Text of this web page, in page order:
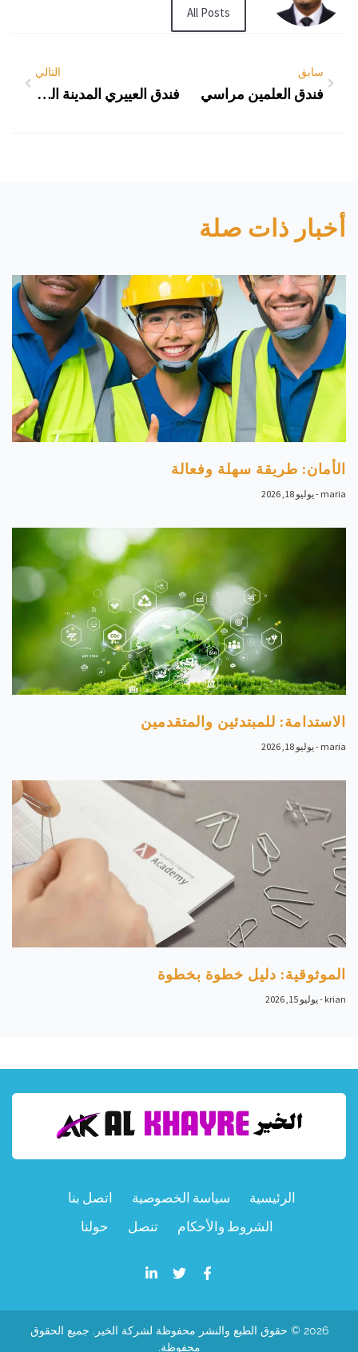
All Posts
سابق
فندق العلمين مراسي
التالي
فندق العييري المدينة المنورة
أخبار ذات صلة
الأمان: طريقة سهلة وفعالة
maria يوليو 18, 2026
الاستدامة: للمبتدئين والمتقدمين
maria يوليو 18, 2026
الموثوقية: دليل خطوة بخطوة
krian يوليو 15, 2026
الرئيسية سياسة الخصوصية
اتصل بنا
الشروط والأحكام
تنصل حولنا
2026 © حقوق الطبع والنشر محفوظة لشركة الخير. جميع الحقوق
محفوظة.